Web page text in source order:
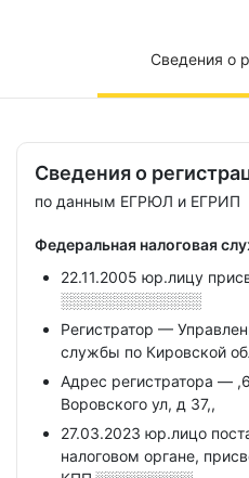
Сведения о
Сведения о
по данным ЕГРЮЛ и ЕГРИП
Федеральная налоговая
22.11.2005 юр.лицу
░░░░░░░░░░░░░
Регистратор —
службы по Кировской
Адрес регистратора —
Воровского ул, д 37,,
27.03.2023 юр.лицо
налоговом органе,